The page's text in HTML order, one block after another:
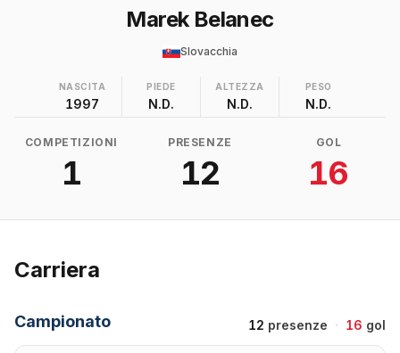
Marek Belanec
Slovacchia
NASCITA
1997
PIEDE
N.D.
ALTEZZA
N.D.
PESO
N.D.
COMPETIZIONI
1
PRESENZE
12
GOL
16
Carriera
Campionato 12 presenze · 16 gol